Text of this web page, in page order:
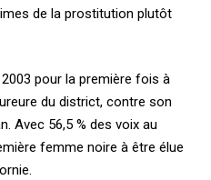
de la prostitution plutôt
pour la première fois à
du district, contre son
Avec 56,5 % des voix au
femme noire à être élue